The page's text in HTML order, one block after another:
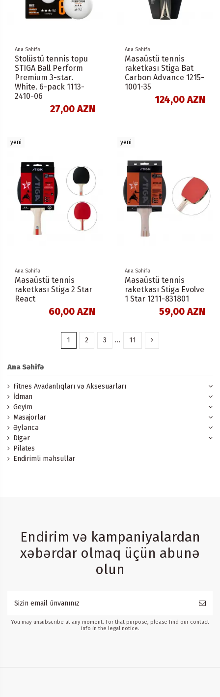
Ana Səhifə
Stolüstü tennis topu
STIGA Ball Perform
Premium 3-star.
White. 6-pack 1113-
2410-06
27,00 AZN
Ana Səhifə
Masaüstü tennis
raketkası Stiga Bat
Carbon Advance 1215-
1001-35
124,00 AZN
yeni
Ana Səhifə
Masaüstü tennis
raketkası Stiga 2 Star
React
60,00 AZN
yeni
Ana Səhifə
Masaüstü tennis
raketkası Stiga Evolve
1 Star 1211-831801
59,00 AZN
1 2 3 … 11
Ana Səhifə
Fitnes Avadanlıqları və Aksesuarları
İdman
Geyim
Masajorlar
Əyləncə
Digər
Pilates
Endirimli məhsullar
Endirim və kampaniyalardan
xəbərdar olmaq üçün abunə
olun
You may unsubscribe at any moment. For that purpose, please find our contact
info in the legal notice.